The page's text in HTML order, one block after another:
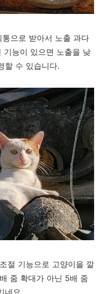
으로 받아서 노출 과다
기능이 있으면 노출을 낮
할 수 있습니다.
절 기능으로 고양이을 깔
줌 확대가 아닌 5배 줌
네요.